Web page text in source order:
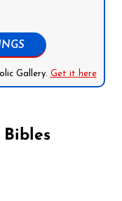
Gallery. Get it here
Bibles